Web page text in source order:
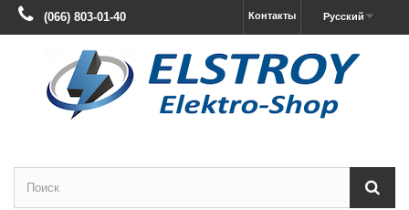
Русский
Контакты
(066) 803-01-40